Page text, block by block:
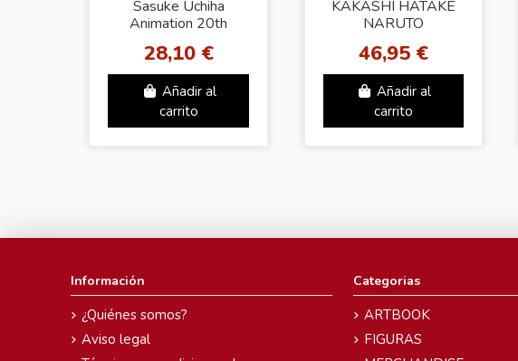
Sasuke Uchiha
Animation 20th
Naruto Shippuden
28,10 €
Añadir al
carrito
KAKASHI HATAKE
NARUTO
VIBRATION STARS
(SPECIAL VER.)
46,95 €
Añadir al
carrito
Información
¿Quiénes somos?
Aviso legal
Categorias
ARTBOOK
FIGURAS